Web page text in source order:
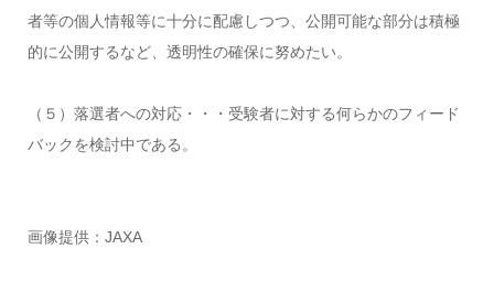
者等の個人情報等に十分に配慮しつつ、公開可能な部分は積極
的に公開するなど、透明性の確保に努めたい。
（５）落選者への対応・・・受験者に対する何らかのフィード
バックを検討中である。
画像提供：JAXA